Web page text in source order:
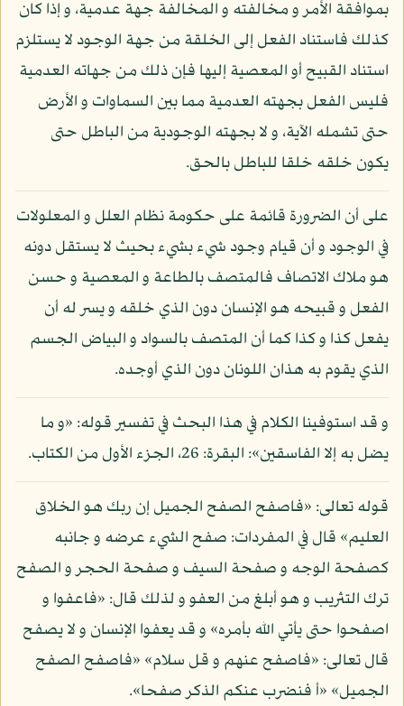
بموافقة الأمر و مخالفته و المخالفة جهة عدمية، و إذا كان
كذلك فاستناد الفعل إلى الخلقة من جهة الوجود لا يستلزم
استناد القبيح أو المعصية إليها فإن ذلك من جهاته العدمية
فليس الفعل بجهته العدمية مما بين السماوات و الأرض
حتى تشمله الآية، و لا بجهته الوجودية من الباطل حتى
يكون خلقه خلقا للباطل بالحق.
على أن الضرورة قائمة على حكومة نظام العلل و المعلولات
في الوجود و أن قيام وجود شيء بشيء بحيث لا يستقل دونه
هو ملاك الاتصاف فالمتصف بالطاعة و المعصية و حسن
الفعل و قبيحه هو الإنسان دون الذي خلقه و يسر له أن
يفعل كذا و كذا كما أن المتصف بالسواد و البياض الجسم
الذي يقوم به هذان اللونان دون الذي أوجده.
و قد استوفينا الكلام في هذا البحث في تفسير قوله: «و ما
يضل به إلا الفاسقين»: البقرة: 26، الجزء الأول من الكتاب.
قوله تعالى: «فاصفح الصفح الجميل إن ربك هو الخلاق
العليم» قال في المفردات: صفح الشيء عرضه و جانبه
كصفحة الوجه و صفحة السيف و صفحة الحجر و الصفح
ترك التثريب و هو أبلغ من العفو و لذلك قال: «فاعفوا و
اصفحوا حتى يأتي الله بأمره» و قد يعفوا الإنسان و لا يصفح
قال تعالى: «فاصفح عنهم و قل سلام» «فاصفح الصفح
الجميل» «أ فنضرب عنكم الذكر صفحا».